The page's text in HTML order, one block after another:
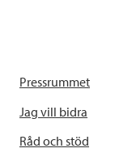
Pressrummet
Jag vill bidra
Råd och stöd